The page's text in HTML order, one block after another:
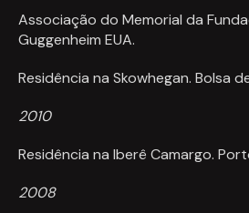
Associação do Memorial da
Guggenheim EUA.
Residência na Skowhegan. Bolsa
2010
Residência na Iberê Camargo.
2008